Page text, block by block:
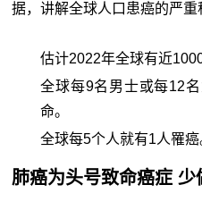
据，讲解全球人口患癌的严重
估计2022年全球有近
全球每9名男士或每12
命。
全球每5个人就有1人罹癌
肺癌为头号致命癌症